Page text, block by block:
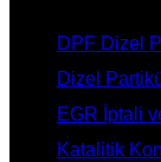
DPF Dizel
Dizel
EGR İptali
Katalitik